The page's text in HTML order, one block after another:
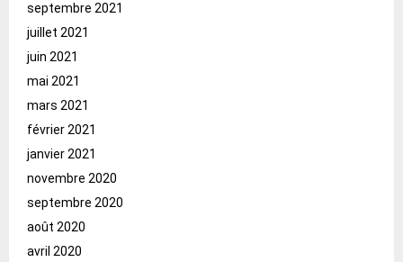
septembre 2021
juillet 2021
juin 2021
mai 2021
mars 2021
février 2021
janvier 2021
novembre 2020
septembre 2020
août 2020
avril 2020